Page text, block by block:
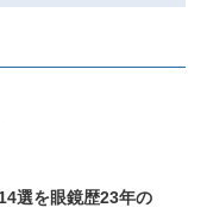
選を眼鏡歴23年の